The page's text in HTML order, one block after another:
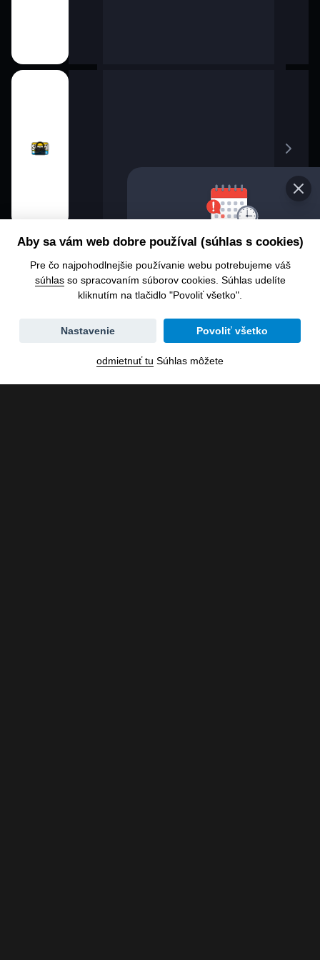
Chcete
Zmena
dátumu
Aby sa vám web dobre používal (súhlas s cookies)
Pre čo najpohodlnejšie používanie webu potrebujeme váš
súhlasso spracovaním súborov cookies. Súhlas udelíte
kliknutím na tlačidlo "Povoliť všetko".
Povoliť všetko
Nastavenie
odmietnuť tu Súhlas môžete